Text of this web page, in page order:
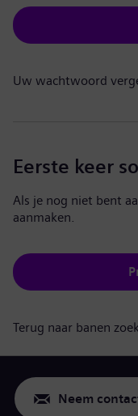
Uw wachtwoord
Eerste keer
Als je nog niet bent
aanmaken.
Terug naar banen
Neem